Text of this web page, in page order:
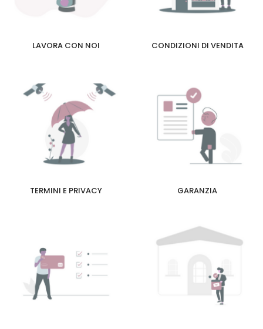
LAVORA CON NOI CONDIZIONI DI VENDITA
TERMINI E PRIVACY GARANZIA